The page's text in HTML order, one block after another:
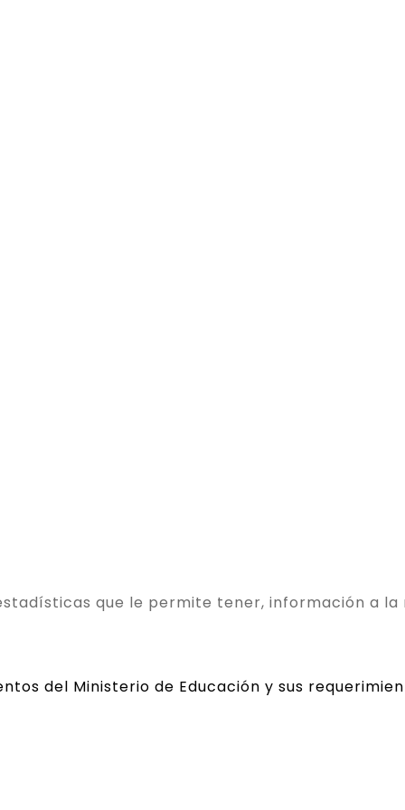
que le permite tener, información a la
del Ministerio de Educación y sus